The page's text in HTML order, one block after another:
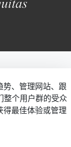
势、管理网站、跟
整个用户群的受众
得最佳体验或管理